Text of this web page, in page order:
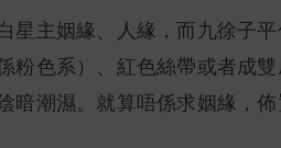
星主姻緣、人緣，而九徐子
色系）、紅色絲帶或者成雙
暗潮濕。就算唔係求姻緣，